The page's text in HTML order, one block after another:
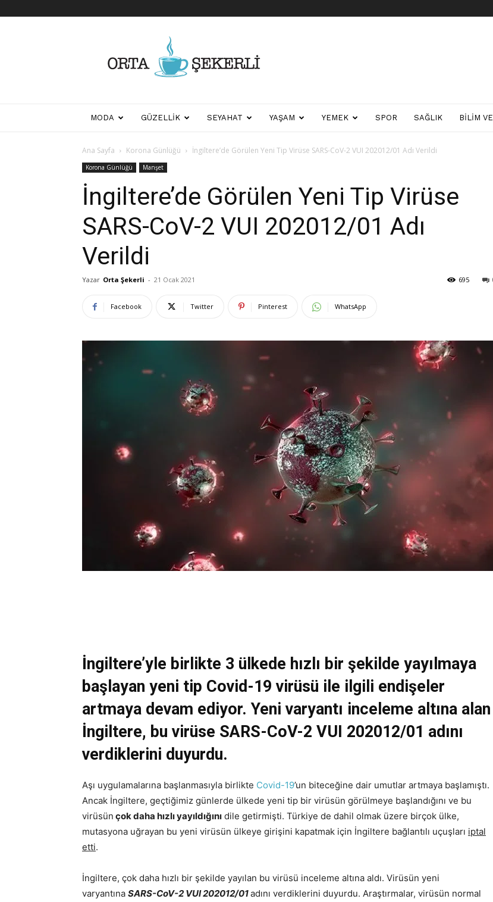
Biraz
Biraz
MODA GÜZELLIK SEYAHAT YAŞAM YEMEK SPOR SAĞLIK BILIM
Ana Sayfa Korona Günlüğü İngiltere’de Görülen Yeni Tip Virüse SARS-CoV-2 VUI 202012/01 Adı Verildi
Korona Günlüğü Manşet
İngiltere’de Görülen Yeni Tip Virüse
SARS-CoV-2 VUI 202012/01 Adı
Verildi
Yazar Orta Şekerli - 21 Ocak 2021 695
Facebook Twitter Pinterest WhatsApp
İngiltere’yle birlikte 3 ülkede hızlı bir şekilde yayılmaya
başlayan yeni tip Covid-19 virüsü ile ilgili endişeler
artmaya devam ediyor. Yeni varyantı inceleme altına alan
İngiltere, bu virüse SARS-CoV-2 VUI 202012/01 adını
verdiklerini duyurdu.
Aşı uygulamalarına başlanmasıyla birlikte Covid-19’un biteceğine dair umutlar artmaya başlamıştı.
Ancak İngiltere, geçtiğimiz günlerde ülkede yeni tip bir virüsün görülmeye başlandığını ve bu
virüsün çok daha hızlı yayıldığını dile getirmişti. Türkiye de dahil olmak üzere birçok ülke,
mutasyona uğrayan bu yeni virüsün ülkeye girişini kapatmak için İngiltere bağlantılı uçuşları iptal
etti.
İngiltere, çok daha hızlı bir şekilde yayılan bu virüsü inceleme altına aldı. Virüsün yeni
varyantına SARS-CoV-2 VUI 202012/01adını verdiklerini duyurdu. Araştırmalar, virüsün normal